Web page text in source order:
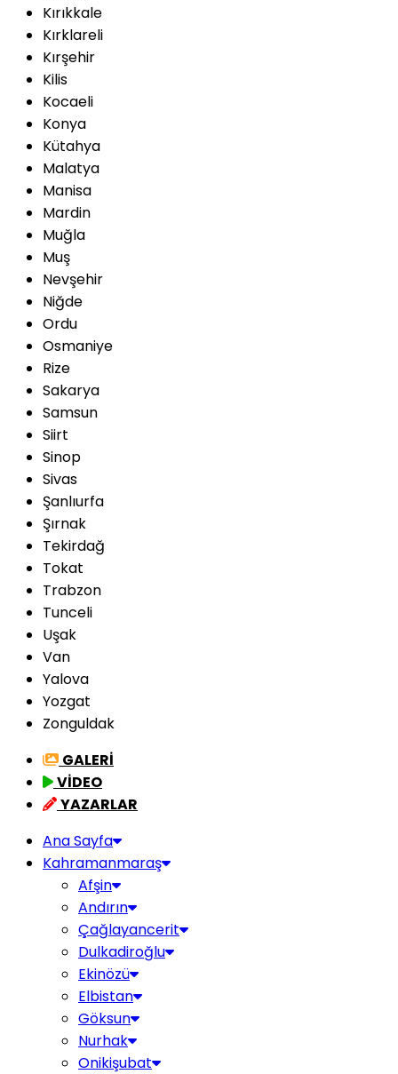
Kırıkkale
Kırklareli
Kırşehir
Kilis
Kocaeli
Konya
Kütahya
Malatya
Manisa
Mardin
Muğla
Muş
Nevşehir
Niğde
Ordu
Osmaniye
Rize
Sakarya
Samsun
Siirt
Sinop
Sivas
Şanlıurfa
Şırnak
Tekirdağ
Tokat
Trabzon
Tunceli
Uşak
Van
Yalova
Yozgat
Zonguldak
GALERİ
VİDEO
YAZARLAR
Ana Sayfa
Kahramanmaraş
Afşin
Andırın
Çağlayancerit
Dulkadiroğlu
Ekinözü
Elbistan
Göksun
Nurhak
Onikişubat